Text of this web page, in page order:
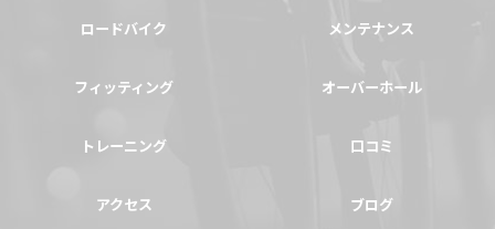
ロードバイク メンテナンス
フィッティング オーバーホール
トレーニング 口コミ
アクセス ブログ